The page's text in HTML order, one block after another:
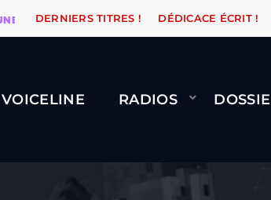
WARÉTRO ORANGE ROAD QUI
DERNIERS TITRES ! DÉDICACE ÉCRIT !
VOICELINE RADIOS